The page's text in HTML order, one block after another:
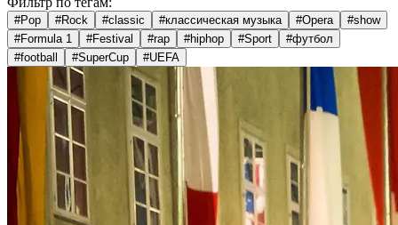
#Pop #Rock #classic #классическая музыка #Opera #show
#Formula 1 #Festival #rap #hiphop #Sport #футбол
#football #SuperCup #UEFA